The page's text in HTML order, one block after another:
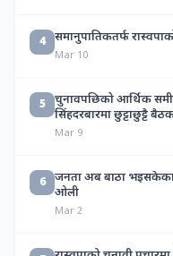
4 समानुपातिकतर्फ
Mar 10
5
चुनावपछिको आर्थिक
सिंहदरबारमा छुट्टाछुट्टै
Mar 9
6
जनता अब बाठा
ओली
Mar 2